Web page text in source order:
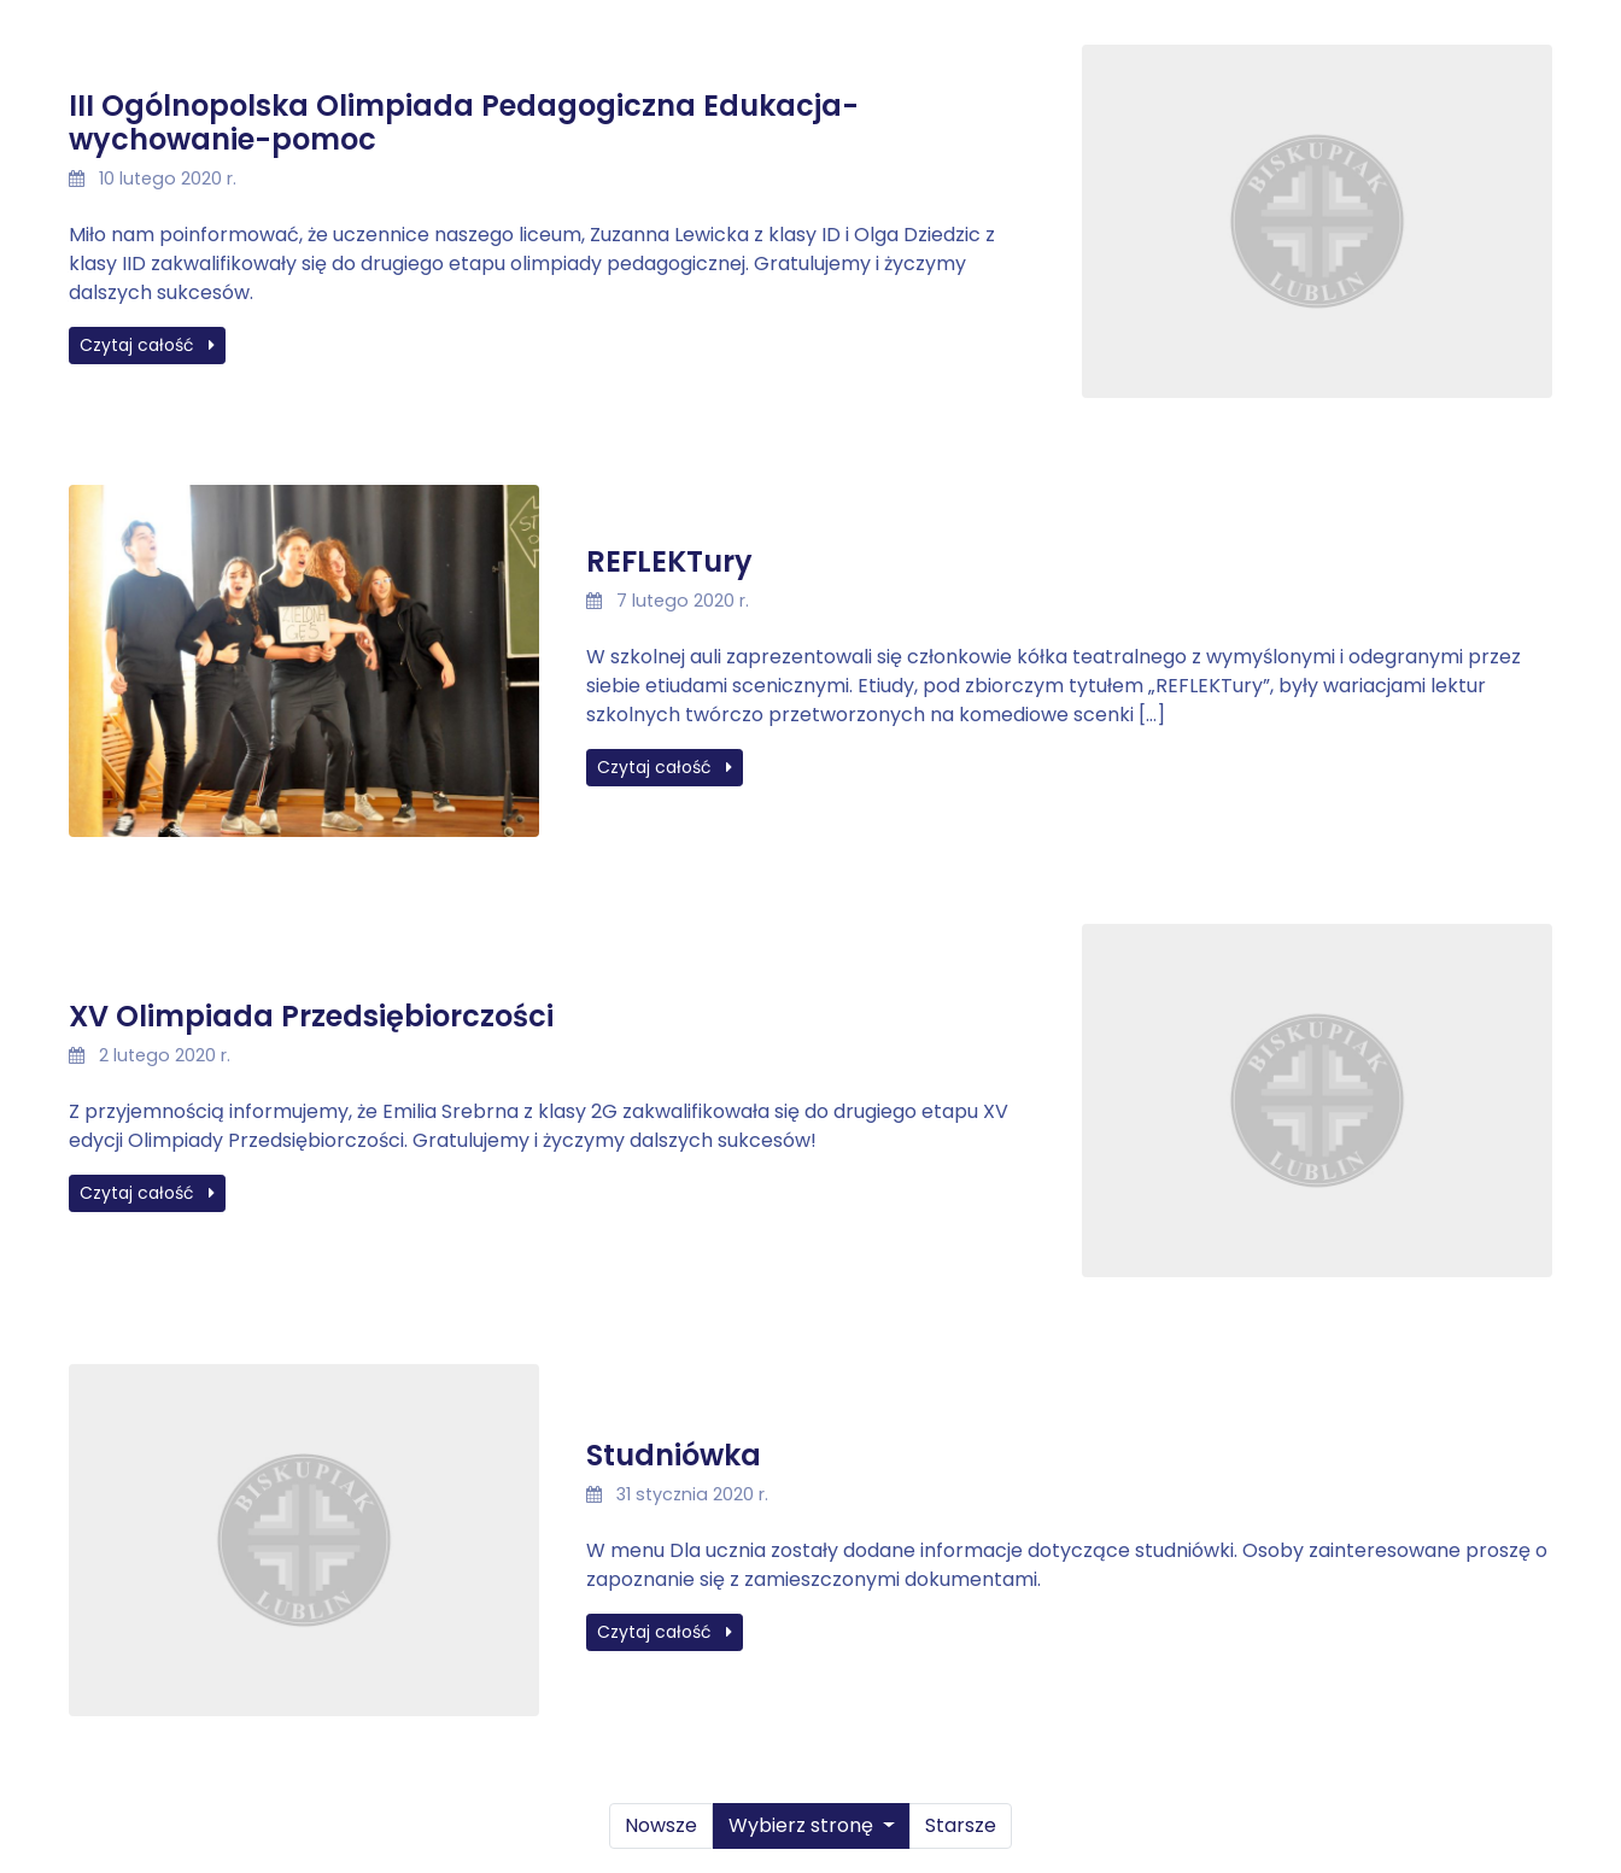
III Ogólnopolska Olimpiada Pedagogiczna Edukacja-
wychowanie-pomoc
10 lutego 2020 r.
Miło nam poinformować, że uczennice naszego liceum, Zuzanna Lewicka z klasy ID i Olga Dziedzic z
klasy IID zakwalifikowały się do drugiego etapu olimpiady pedagogicznej. Gratulujemy i życzymy
dalszych sukcesów.
Czytaj całość
REFLEKTury
7 lutego 2020 r.
W szkolnej auli zaprezentowali się członkowie kółka teatralnego z wymyślonymi i odegranymi przez
siebie etiudami scenicznymi. Etiudy, pod zbiorczym tytułem „REFLEKTury”, były wariacjami lektur
szkolnych twórczo przetworzonych na komediowe scenki […]
Czytaj całość
XV Olimpiada Przedsiębiorczości
2 lutego 2020 r.
Z przyjemnością informujemy, że Emilia Srebrna z klasy 2G zakwalifikowała się do drugiego etapu XV
edycji Olimpiady Przedsiębiorczości. Gratulujemy i życzymy dalszych sukcesów!
Czytaj całość
Studniówka
31 stycznia 2020 r.
W menu Dla ucznia zostały dodane informacje dotyczące studniówki. Osoby zainteresowane proszę o
zapoznanie się z zamieszczonymi dokumentami.
Czytaj całość
Nowsze Wybierz stronę Starsze